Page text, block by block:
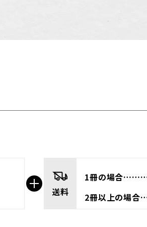
送料
1冊の場合
2冊以上の場合